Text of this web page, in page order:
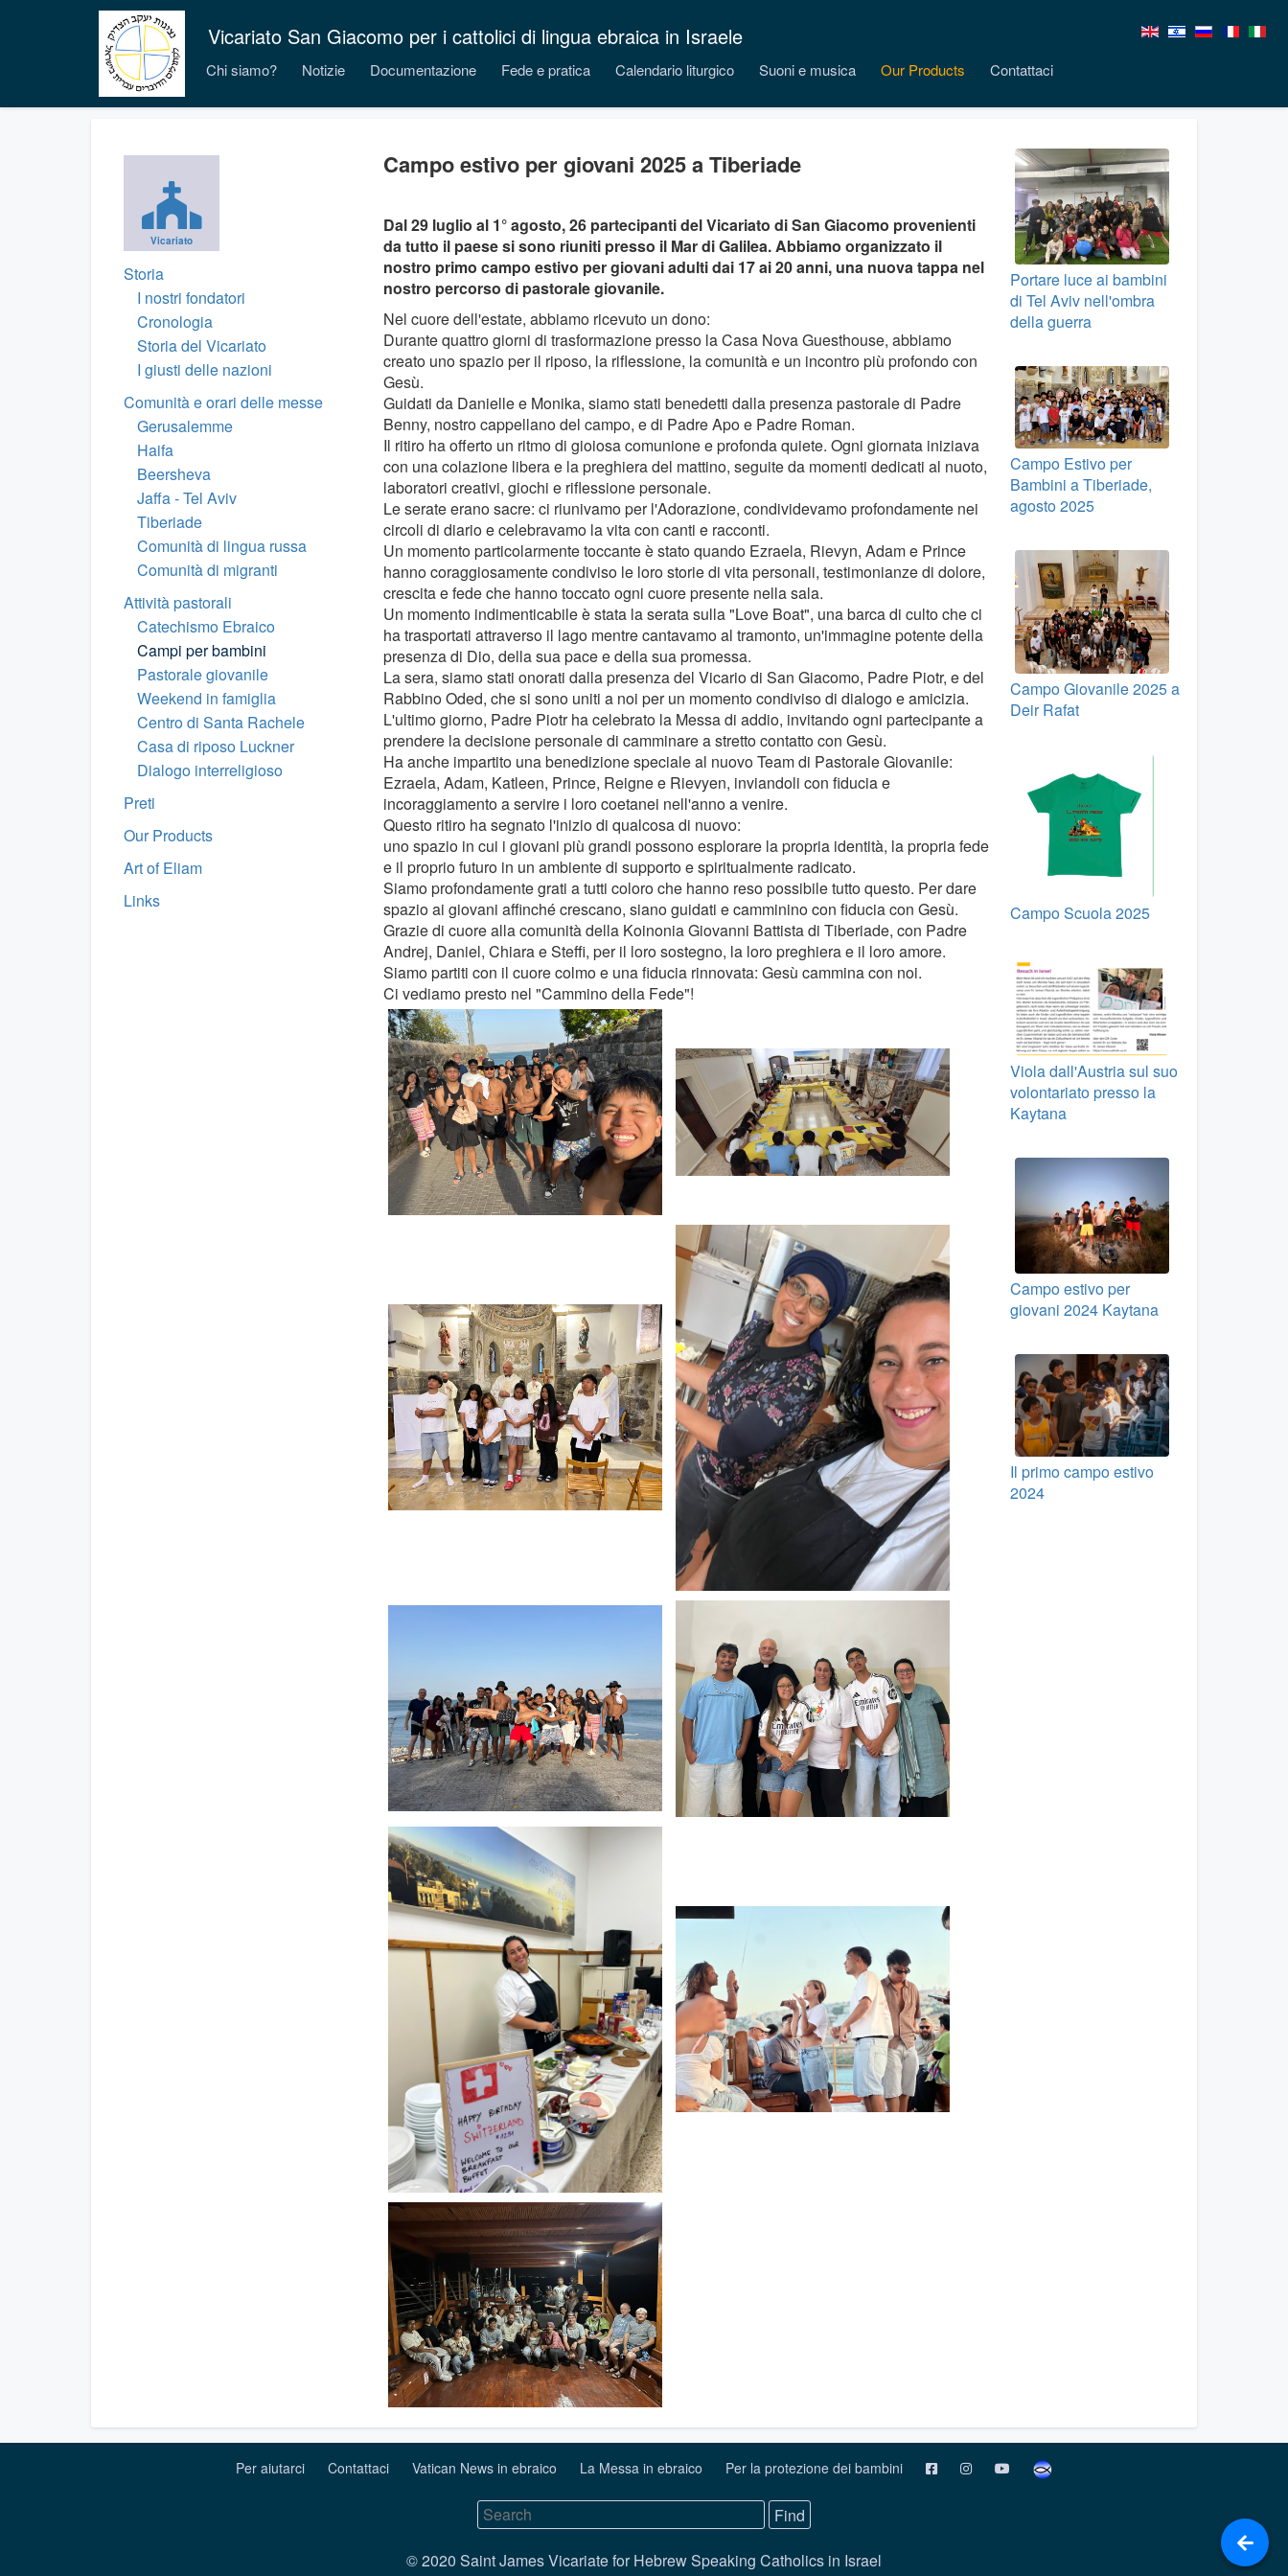
Vicariato San Giacomo per i cattolici di lingua ebraica in Israele
Chi siamo? Notizie Documentazione Fede e pratica Calendario liturgico Suoni e musica Our Products Contattaci
Vicariato
Storia
I nostri fondatori
Cronologia
Storia del Vicariato
I giusti delle nazioni
Comunità e orari delle messe
Gerusalemme
Haifa
Beersheva
Jaffa - Tel Aviv
Tiberiade
Comunità di lingua russa
Comunità di migranti
Attività pastorali
Catechismo Ebraico
Campi per bambini
Pastorale giovanile
Weekend in famiglia
Centro di Santa Rachele
Casa di riposo Luckner
Dialogo interreligioso
Preti
Our Products
Art of Eliam
Links
Campo estivo per giovani 2025 a Tiberiade
Dal 29 luglio al 1° agosto, 26 partecipanti del Vicariato di San Giacomo provenienti
da tutto il paese si sono riuniti presso il Mar di Galilea. Abbiamo organizzato il
nostro primo campo estivo per giovani adulti dai 17 ai 20 anni, una nuova tappa nel
nostro percorso di pastorale giovanile.
Nel cuore dell'estate, abbiamo ricevuto un dono:
Durante quattro giorni di trasformazione presso la Casa Nova Guesthouse, abbiamo
creato uno spazio per il riposo, la riflessione, la comunità e un incontro più profondo con
Gesù.
Guidati da Danielle e Monika, siamo stati benedetti dalla presenza pastorale di Padre
Benny, nostro cappellano del campo, e di Padre Apo e Padre Roman.
Il ritiro ha offerto un ritmo di gioiosa comunione e profonda quiete. Ogni giornata iniziava
con una colazione libera e la preghiera del mattino, seguite da momenti dedicati al nuoto,
laboratori creativi, giochi e riflessione personale.
Le serate erano sacre: ci riunivamo per l'Adorazione, condividevamo profondamente nei
circoli di diario e celebravamo la vita con canti e racconti.
Un momento particolarmente toccante è stato quando Ezraela, Rievyn, Adam e Prince
hanno coraggiosamente condiviso le loro storie di vita personali, testimonianze di dolore,
crescita e fede che hanno toccato ogni cuore presente nella sala.
Un momento indimenticabile è stata la serata sulla "Love Boat", una barca di culto che ci
ha trasportati attraverso il lago mentre cantavamo al tramonto, un'immagine potente della
presenza di Dio, della sua pace e della sua promessa.
La sera, siamo stati onorati dalla presenza del Vicario di San Giacomo, Padre Piotr, e del
Rabbino Oded, che si sono uniti a noi per un momento condiviso di dialogo e amicizia.
L'ultimo giorno, Padre Piotr ha celebrato la Messa di addio, invitando ogni partecipante a
prendere la decisione personale di camminare a stretto contatto con Gesù.
Ha anche impartito una benedizione speciale al nuovo Team di Pastorale Giovanile:
Ezraela, Adam, Katleen, Prince, Reigne e Rievyen, inviandoli con fiducia e
incoraggiamento a servire i loro coetanei nell'anno a venire.
Questo ritiro ha segnato l'inizio di qualcosa di nuovo:
uno spazio in cui i giovani più grandi possono esplorare la propria identità, la propria fede
e il proprio futuro in un ambiente di supporto e spiritualmente radicato.
Siamo profondamente grati a tutti coloro che hanno reso possibile tutto questo. Per dare
spazio ai giovani affinché crescano, siano guidati e camminino con fiducia con Gesù.
Grazie di cuore alla comunità della Koinonia Giovanni Battista di Tiberiade, con Padre
Andrej, Daniel, Chiara e Steffi, per il loro sostegno, la loro preghiera e il loro amore.
Siamo partiti con il cuore colmo e una fiducia rinnovata: Gesù cammina con noi.
Ci vediamo presto nel "Cammino della Fede"!
Portare luce ai bambini
di Tel Aviv nell'ombra
della guerra
Campo Estivo per
Bambini a Tiberiade,
agosto 2025
Campo Giovanile 2025 a
Deir Rafat
Campo Scuola 2025
Viola dall'Austria sul suo
volontariato presso la
Kaytana
Campo estivo per
giovani 2024 Kaytana
Il primo campo estivo
2024
Per aiutarci Contattaci Vatican News in ebraico La Messa in ebraico Per la protezione dei bambini
© 2020 Saint James Vicariate for Hebrew Speaking Catholics in Israel